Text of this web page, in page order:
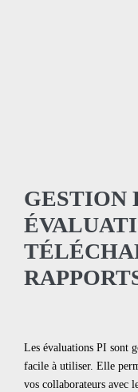
GESTION
Les évaluations PI sont
facile à utiliser. Elle
vos collaborateurs avec